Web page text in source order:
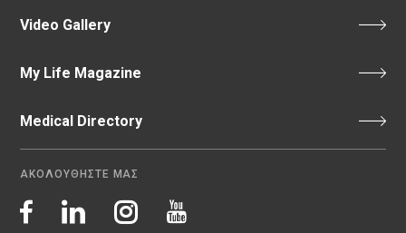
Video Gallery
My Life Magazine
Medical Directory
ΑΚΟΛΟΥΘΗΣΤΕ ΜΑΣ